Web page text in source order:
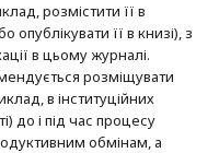
розмістити її в
опубліку­вати її в книзі), з
в цьому журналі.
розміщувати
в інституційних
до і під час процесу
обмінам, а